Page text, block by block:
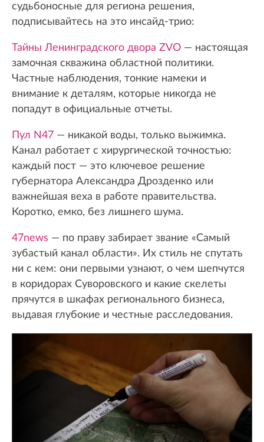
судьбоносные для региона решения,
подписывайтесь на это инсайд-трио:
Тайны Ленинградского двора ZVO — настоящая
замочная скважина областной политики.
Частные наблюдения, тонкие намеки и
внимание к деталям, которые никогда не
попадут в официальные отчеты.
Пул N47 — никакой воды, только выжимка.
Канал работает с хирургической точностью:
каждый пост — это ключевое решение
губернатора Александра Дрозденко или
важнейшая веха в работе правительства.
Коротко, емко, без лишнего шума.
47news — по праву забирает звание «Самый
зубастый канал области». Их стиль не спутать
ни с кем: они первыми узнают, о чем шепчутся
в коридорах Суворовского и какие скелеты
прячутся в шкафах регионального бизнеса,
выдавая глубокие и честные расследования.